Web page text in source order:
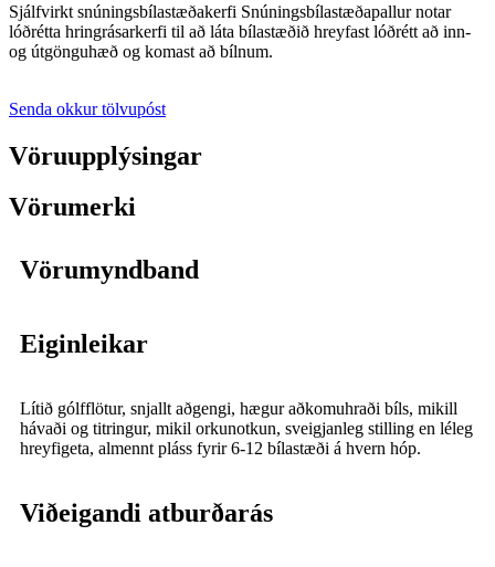
Sjálfvirkt snúningsbílastæðakerfi Snúningsbílastæðapallur notar
lóðrétta hringrásarkerfi til að láta bílastæðið hreyfast lóðrétt að inn-
og útgönguhæð og komast að bílnum.
Senda okkur tölvupóst
Vöruupplýsingar
Vörumerki
Vörumyndband
Eiginleikar
Lítið gólfflötur, snjallt aðgengi, hægur aðkomuhraði bíls, mikill
hávaði og titringur, mikil orkunotkun, sveigjanleg stilling en léleg
hreyfigeta, almennt pláss fyrir 6-12 bílastæði á hvern hóp.
Viðeigandi atburðarás